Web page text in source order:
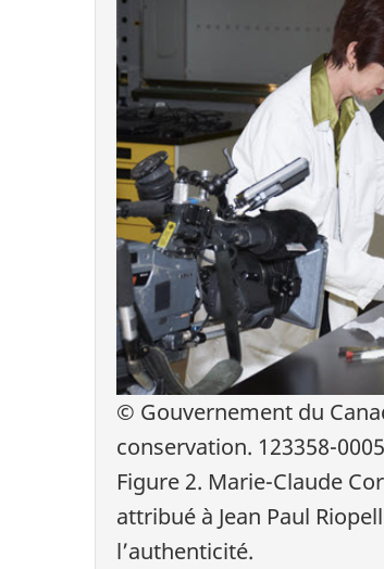
© Gouvernement du
conservation. 123358-0005
Figure 2. Marie-Claude
attribué à Jean Paul
l’authenticité.